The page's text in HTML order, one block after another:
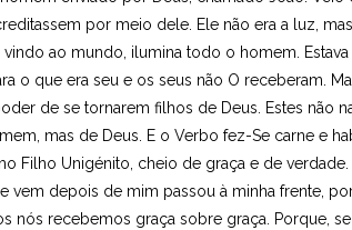
por meio dele. Ele não era a luz,
vindo ao mundo, ilumina todo o homem.
o que era seu e os seus não O receberam.
de se tornarem filhos de Deus. Estes não
mas de Deus. E o Verbo fez-Se carne e
Filho Unigénito, cheio de graça e de verdade.
vem depois de mim passou à minha frente,
nós recebemos graça sobre graça. Porque,